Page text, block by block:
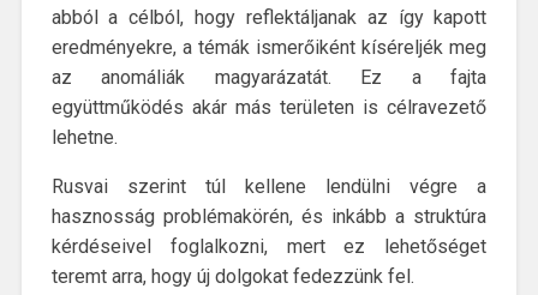
abból a célból, hogy reflektáljanak az így kapott
eredményekre, a témák ismerőiként kíséreljék meg
az anomáliák magyarázatát. Ez a fajta
együttműködés akár más területen is célravezető
lehetne.
Rusvai szerint túl kellene lendülni végre a
hasznosság problémakörén, és inkább a struktúra
kérdéseivel foglalkozni, mert ez lehetőséget
teremt arra, hogy új dolgokat fedezzünk fel.